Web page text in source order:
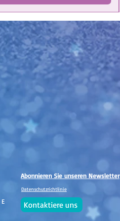
Abonnieren Sie unseren Newsletter
Datenschutzrichtlinie
Kontaktiere uns